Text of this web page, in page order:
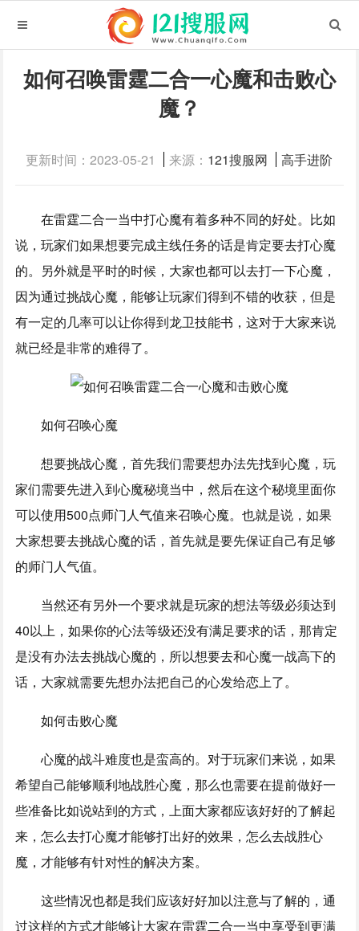
如何召唤雷霆二合一心魔和击败心
魔？
更新时间：2023-05-21 来源： 121搜服网 高手进阶
在雷霆二合一当中打心魔有着多种不同的好处。比如
说，玩家们如果想要完成主线任务的话是肯定要去打心魔
的。另外就是平时的时候，大家也都可以去打一下心魔，
因为通过挑战心魔，能够让玩家们得到不错的收获，但是
有一定的几率可以让你得到龙卫技能书，这对于大家来说
就已经是非常的难得了。
如何召唤心魔
想要挑战心魔，首先我们需要想办法先找到心魔，玩
家们需要先进入到心魔秘境当中，然后在这个秘境里面你
可以使用500点师门人气值来召唤心魔。也就是说，如果
大家想要去挑战心魔的话，首先就是要先保证自己有足够
的师门人气值。
当然还有另外一个要求就是玩家的想法等级必须达到
40以上，如果你的心法等级还没有满足要求的话，那肯定
是没有办法去挑战心魔的，所以想要去和心魔一战高下的
话，大家就需要先想办法把自己的心发给恋上了。
如何击败心魔
心魔的战斗难度也是蛮高的。对于玩家们来说，如果
希望自己能够顺利地战胜心魔，那么也需要在提前做好一
些准备比如说站到的方式，上面大家都应该好好的了解起
来，怎么去打心魔才能够打出好的效果，怎么去战胜心
魔，才能够有针对性的解决方案。
这些情况也都是我们应该好好加以注意与了解的，通
过这样的方式才能够让大家在雷霆二合一当中享受到更满